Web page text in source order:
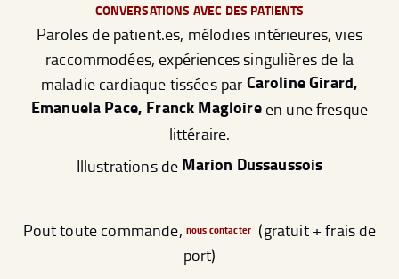
CONVERSATIONS AVEC DES PATIENTS
Paroles de patient.es, mélodies intérieures, vies
raccommodées, expériences singulières de la
maladie cardiaque tissées par Caroline Girard,
Emanuela Pace, Franck Magloireen une fresque
littéraire.
Illustrations de Marion Dussaussois
Pout toute commande, nous contacter (gratuit + frais de
port)